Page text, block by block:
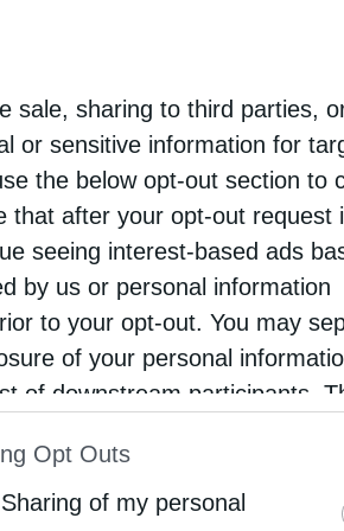
sale, sharing to third parties,
or sensitive information for
the below opt-out section to
that after your opt-out request
seeing interest-based ads
by us or personal information
to your opt-out. You may
of your personal
of downstream participants.
that may further
Opt Outs
of my personal
ενδιαφέρον των Ελλήνων
δημοπρασίες.
το ίδιο αν οι πίνακες
Όμως, σε μία τέτοια
στους ξένους συλλέκτες,
των αγοραστών και, κατά
στην κατηγορία των “Old
αυτού του είδους. Στην
και ασχολήθηκε με την
εμπορεύονται εικόνες»,